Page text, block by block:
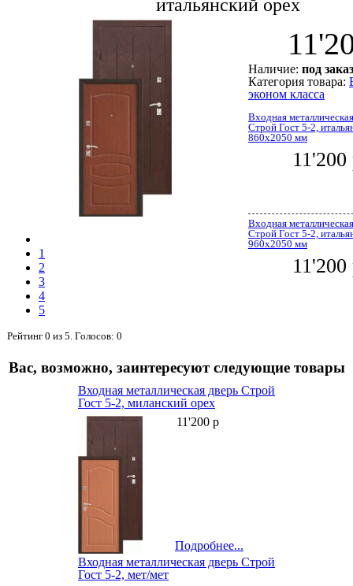
итальянский орех
1
2
3
4
5
Рейтинг 0 из 5. Голосов: 0
Наличие: под заказ
Категория товара:
эконом класса
Входная
Строй Гост 5-2,
860x2050 мм
11'200
Входная
Строй Гост 5-2,
960x2050 мм
11'200
Вас, возможно, заинтересуют следующие товары
Входная металлическая дверь Строй
Гост 5-2, миланский орех
11'200 р
Подробнее...
Входная металлическая дверь Строй
Гост 5-2, мет/мет